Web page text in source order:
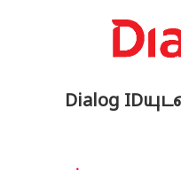
Dialog